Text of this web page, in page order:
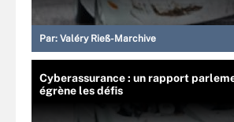
Par: Valéry Rieß-Marchive
Cyberassurance : un rapport
égrène les défis